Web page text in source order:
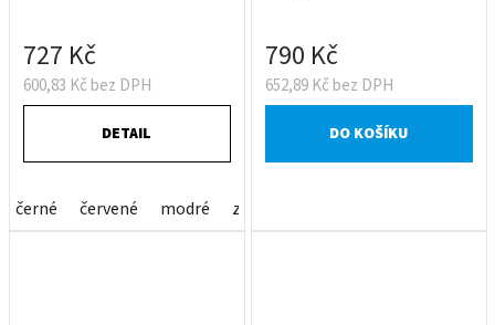
600,83 Kč bez DPH
727 Kč
DETAIL
černé červené modré zlaté
652,89 Kč bez DPH
790 Kč
DO KOŠÍKU